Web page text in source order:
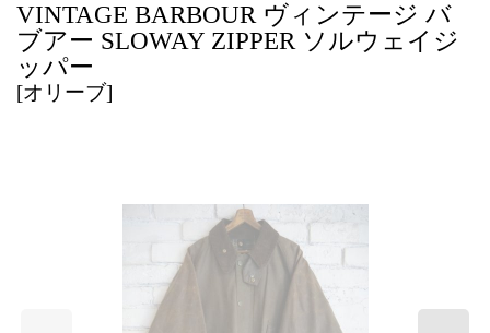
VINTAGE BARBOUR ヴィンテージ バ
ブアー SLOWAY ZIPPER ソルウェイジ
ッパー
[オリーブ]